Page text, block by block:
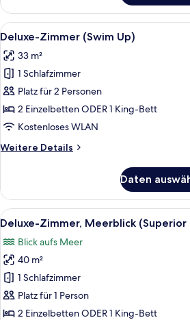
Zimmer
(Swim
Up
Single
Use)
Alle
Fotos
für
Deluxe-
Zimmer
(Swim
Up)
5
Deluxe-Zimmer (Swim Up)
33 m²
1 Schlafzimmer
Platz für 2 Personen
2 Einzelbetten ODER 1 King-Bett
Kostenloses WLAN
Weitere Details
Weitere
Zimmer
(Swim
Up)
Daten
Alle
Fotos
für
Deluxe-
Zimmer,
Meerblick
(Superior
5
Deluxe-Zimmer, Meerblick (Superior
Blick aufs Meer
40 m²
1 Schlafzimmer
Platz für 1 Person
2 Einzelbetten ODER 1 King-Bett